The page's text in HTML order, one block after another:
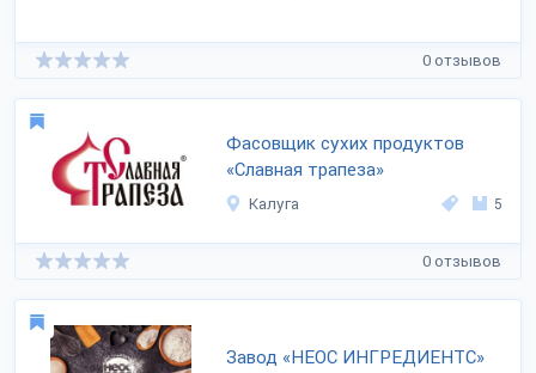
0 отзывов
Фасовщик сухих продуктов
«Славная трапеза»
Калуга 5
0 отзывов
Завод «НЕОС ИНГРЕДИЕНТС»